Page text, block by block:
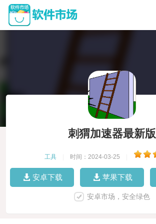
刺猬加速器最新版
工具 时间：2024-03-25
安卓下载 苹果下载
安卓市场，安全绿色